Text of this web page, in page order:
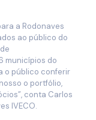
a Rodonaves
ao público do
municípios do
o público conferir
o portfólio,
conta Carlos
IVECO.